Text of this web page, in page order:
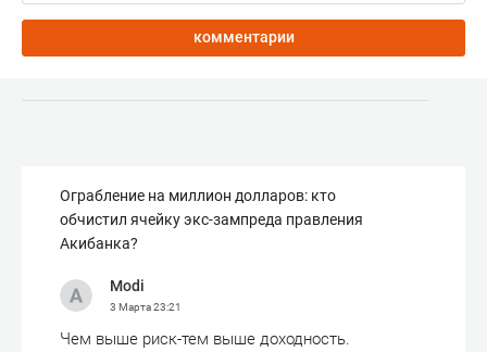
комментарии
Ограбление на миллион долларов: кто
обчистил ячейку экс-зампреда правления
Акибанка?
Modi
3 Марта23:21
Чем выше риск-тем выше доходность.